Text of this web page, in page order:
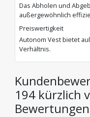
Das Abholen und
außergewöhnlich
Preiswertigkeit
Autonom Vest bietet
Verhältnis.
194 kürzlich
Bewertungen